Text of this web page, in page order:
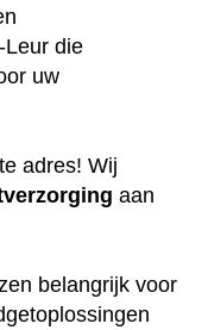
Leur die
uw
adres! Wij
aan
belangrijk voor